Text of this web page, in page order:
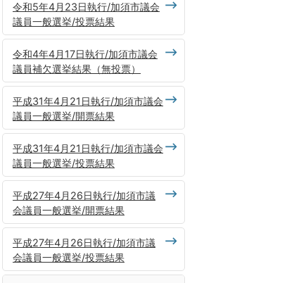
令和5年4月23日執行/加須市議会
議員一般選挙/投票結果
令和4年4月17日執行/加須市議会
議員補欠選挙結果（無投票）
平成31年4月21日執行/加須市議会
議員一般選挙/開票結果
平成31年4月21日執行/加須市議会
議員一般選挙/投票結果
平成27年4月26日執行/加須市議
会議員一般選挙/開票結果
平成27年4月26日執行/加須市議
会議員一般選挙/投票結果